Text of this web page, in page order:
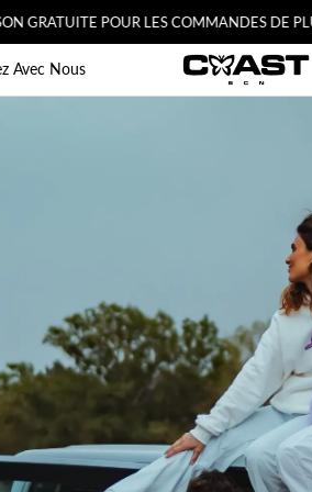
POUR LES COMMANDES DE PLUS DE 70€
Avec Nous CoastBcn